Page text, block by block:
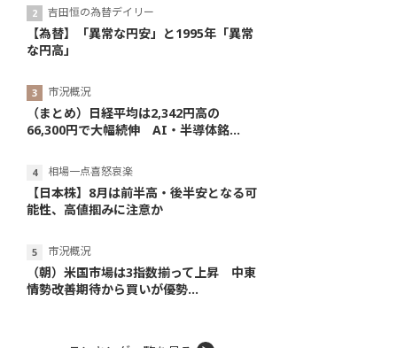
吉田恒の為替デイリー
【為替】「異常な円安」と1995年「異常
な円高」
市況概況
（まとめ）日経平均は2,342円高の
66,300円で大幅続伸 AI・半導体銘...
相場一点喜怒哀楽
【日本株】8月は前半高・後半安となる可
能性、高値掴みに注意か
市況概況
（朝）米国市場は3指数揃って上昇 中東
情勢改善期待から買いが優勢...